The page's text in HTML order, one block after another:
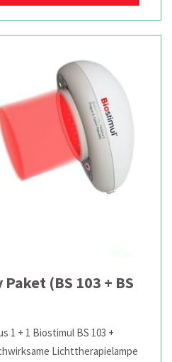
(BS 103 + BS
1 + 1 Biostimul BS 103 +
Lichttherapielampe